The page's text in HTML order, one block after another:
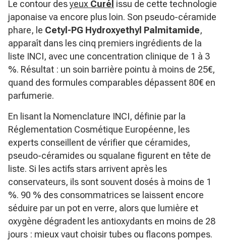
Le contour desyeux Curél issu de cette technologie
japonaise va encore plus loin. Son pseudo-céramide
phare, le Cetyl-PG Hydroxyethyl Palmitamide,
apparaît dans les cinq premiers ingrédients de la
liste INCI, avec une concentration clinique de 1 à 3
%. Résultat : un soin barrière pointu à moins de 25€,
quand des formules comparables dépassent 80€ en
parfumerie.
En lisant la Nomenclature INCI, définie par la
Réglementation Cosmétique Européenne, les
experts conseillent de vérifier que céramides,
pseudo-céramides ou squalane figurent en tête de
liste. Si les actifs stars arrivent après les
conservateurs, ils sont souvent dosés à moins de 1
%. 90 % des consommatrices se laissent encore
séduire par un pot en verre, alors que lumière et
oxygène dégradent les antioxydants en moins de 28
jours : mieux vaut choisir tubes ou flacons pompes.